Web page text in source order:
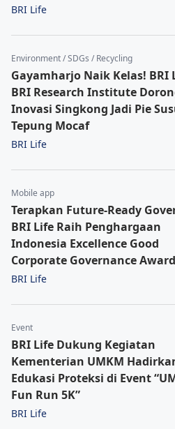
BRI Life
Environment / SDGs / Recycling
Gayamharjo Naik Kelas! BRI
BRI Research Institute
Inovasi Singkong Jadi Pie
Tepung Mocaf
BRI Life
Mobile app
Terapkan Future-Ready
BRI Life Raih Penghargaan
Indonesia Excellence Good
Corporate Governance
BRI Life
Event
BRI Life Dukung Kegiatan
Kementerian UMKM
Edukasi Proteksi di Event
Fun Run 5K”
BRI Life